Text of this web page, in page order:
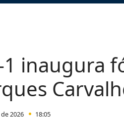
1 inaugura
2026 18:05